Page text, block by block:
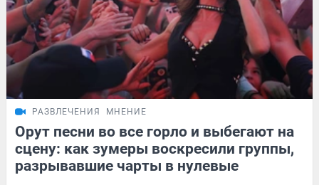
РАЗВЛЕЧЕНИЯ МНЕНИЕ
Орут песни во все горло и выбегают на
сцену: как зумеры воскресили группы,
разрывавшие чарты в нулевые